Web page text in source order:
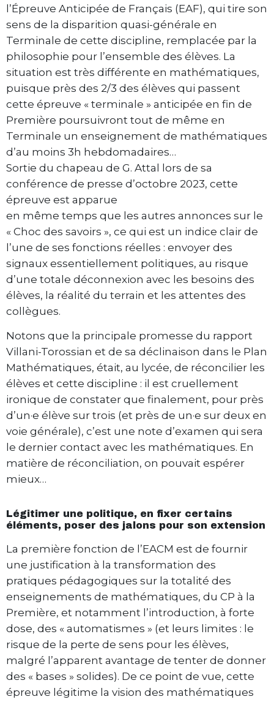
l’Épreuve Anticipée de Français (EAF), qui tire son
sens de la disparition quasi-générale en
Terminale de cette discipline, remplacée par la
philosophie pour l’ensemble des élèves. La
situation est très différente en mathématiques,
puisque près des 2/3 des élèves qui passent
cette épreuve « terminale » anticipée en fin de
Première poursuivront tout de même en
Terminale un enseignement de mathématiques
d’au moins 3h hebdomadaires…
Sortie du chapeau de G. Attal lors de sa
conférence de presse d’octobre 2023, cette
épreuve est apparue
en même temps que les autres annonces sur le
« Choc des savoirs », ce qui est un indice clair de
l’une de ses fonctions réelles : envoyer des
signaux essentiellement politiques, au risque
d’une totale déconnexion avec les besoins des
élèves, la réalité du terrain et les attentes des
collègues.
Notons que la principale promesse du rapport
Villani-Torossian et de sa déclinaison dans le Plan
Mathématiques, était, au lycée, de réconcilier les
élèves et cette discipline : il est cruellement
ironique de constater que finalement, pour près
d’un·e élève sur trois (et près de un·e sur deux en
voie générale), c’est une note d’examen qui sera
le dernier contact avec les mathématiques. En
matière de réconciliation, on pouvait espérer
mieux…
Légitimer une politique, en fixer certains
éléments, poser des jalons pour son extension
La première fonction de l’EACM est de fournir
une justification à la transformation des
pratiques pédagogiques sur la totalité des
enseignements de mathématiques, du CP à la
Première, et notamment l’introduction, à forte
dose, des « automatismes » (et leurs limites : le
risque de la perte de sens pour les élèves,
malgré l’apparent avantage de tenter de donner
des « bases » solides). De ce point de vue, cette
épreuve légitime la vision des mathématiques